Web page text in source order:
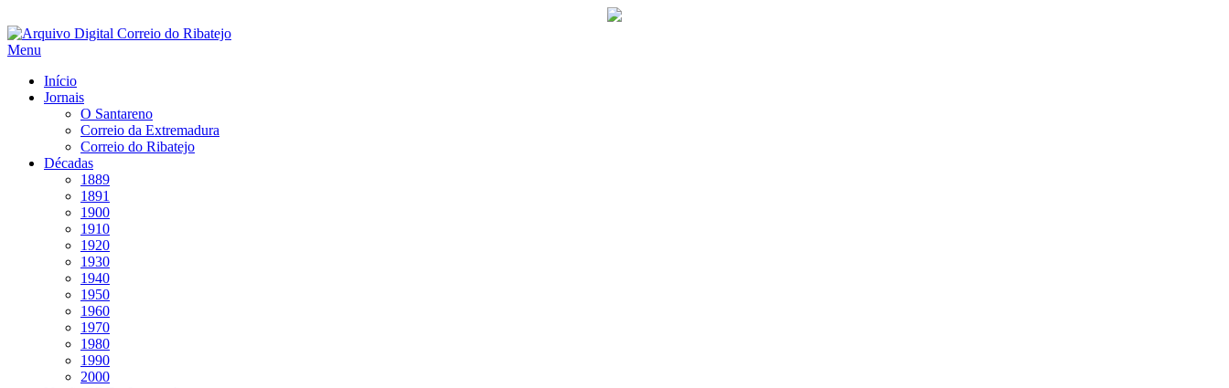
Saltar
para
Menu
Início
Jornais
O Santareno
Correio da Extremadura
Correio do Ribatejo
Décadas
1889
1891
1900
1910
1920
1930
1940
1950
1960
1970
1980
1990
2000